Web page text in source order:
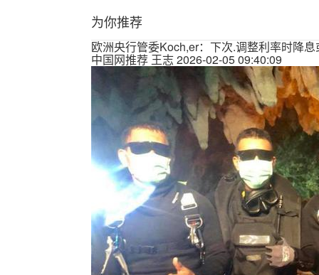
为你推荐
欧洲央行管委Koch,er：下次.调整利率时降
中国网推荐 王志2026-02-05 09:40:09